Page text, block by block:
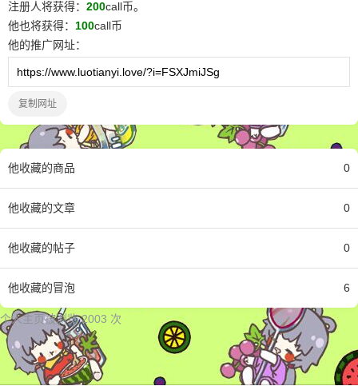
注册人将获得： 200call币。
他也将获得： 100call币
他的推广网址：
复制网址
他收藏的商品 0
他收藏的文章 0
他收藏的帖子 0
他收藏的冒泡 6
个人主页被浏览 2003 次